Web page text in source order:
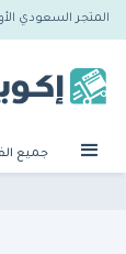
المتجر السعودي
جميع